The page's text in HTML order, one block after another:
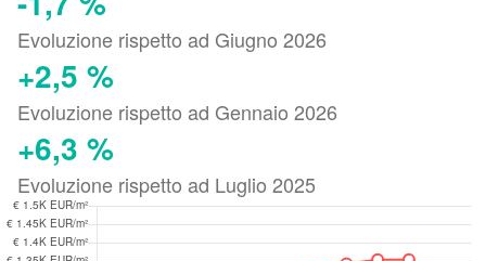
Evoluzione rispetto ad Giugno 2026
+2,5 %
Evoluzione rispetto ad Gennaio 2026
+6,3 %
Evoluzione rispetto ad Luglio 2025